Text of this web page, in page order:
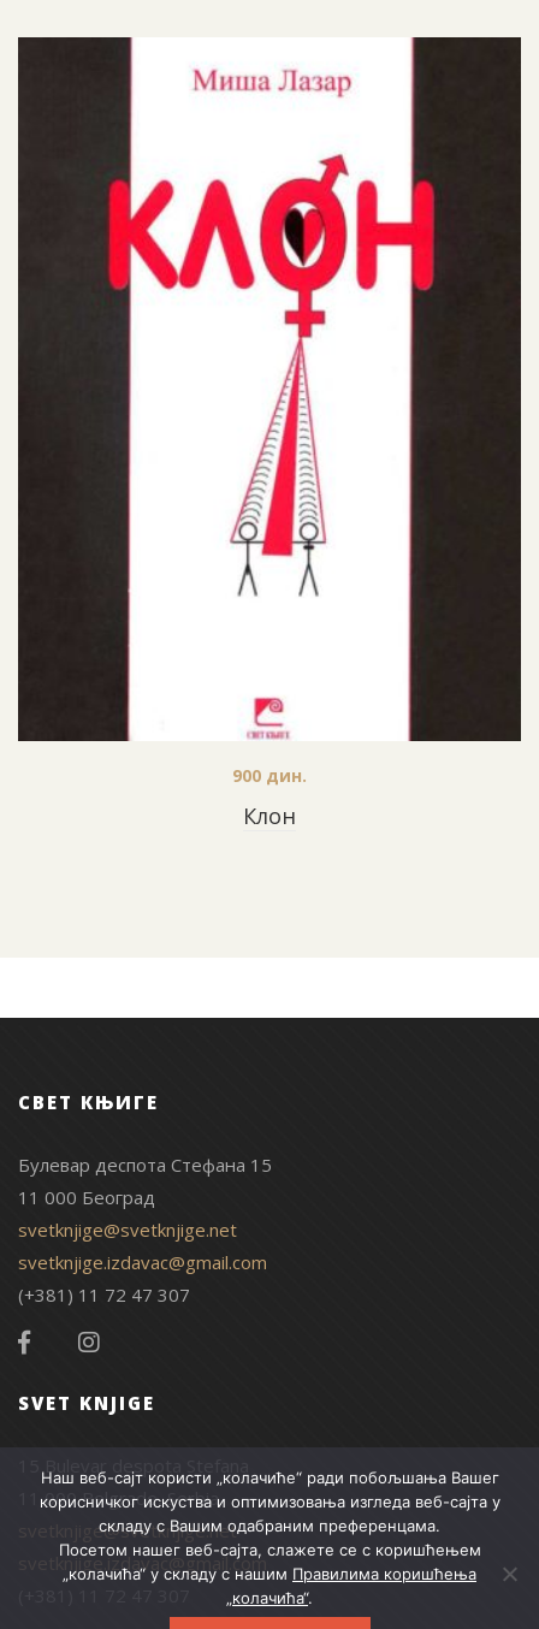
Клон
900 дин.
СВЕТ КЊИГЕ
Булевар деспота Стефана 15
11 000 Београд
svetknjige@svetknjige.net
svetknjige.izdavac@gmail.com
(+381) 11 72 47 307
SVET KNJIGE
15 Bulevar despota Stefana
11 000 Belgrade, Serbia
svetknjige@svetknjige.net
svetknjige.izdavac@gmail.com
Наш веб-сајт користи „колачиће“ ради побољшања Вашег
корисничког искуства и оптимизовања изгледа веб-сајта у
складу с Вашим одабраним преференцама.
Посетом нашег веб-сајта, слажете се с коришћењем
„колачића“ у складу с нашим Правилима коришћења
„колачића“.